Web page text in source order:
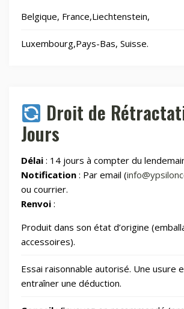
Laser graveurs et découpeuses
Montres & Rings
Outillage
Photos et Caméras
Belgique, France,Liechtenstein,
Luxembourg,Pays-Bas, Suisse.
Droit de
Jours
Délai : 14 jours à compter du
Notification : Par email (
ou courrier.
Renvoi :
Produit dans son état d’origine
accessoires).
Essai raisonnable autorisé. Une usure
entraîner une déduction.